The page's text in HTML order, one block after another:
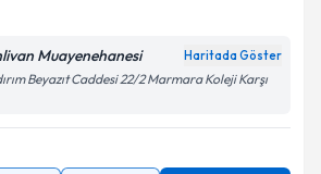
Muayenehanesi Haritada Göster
Beyazıt Caddesi 22/2 Marmara Koleji Karşı